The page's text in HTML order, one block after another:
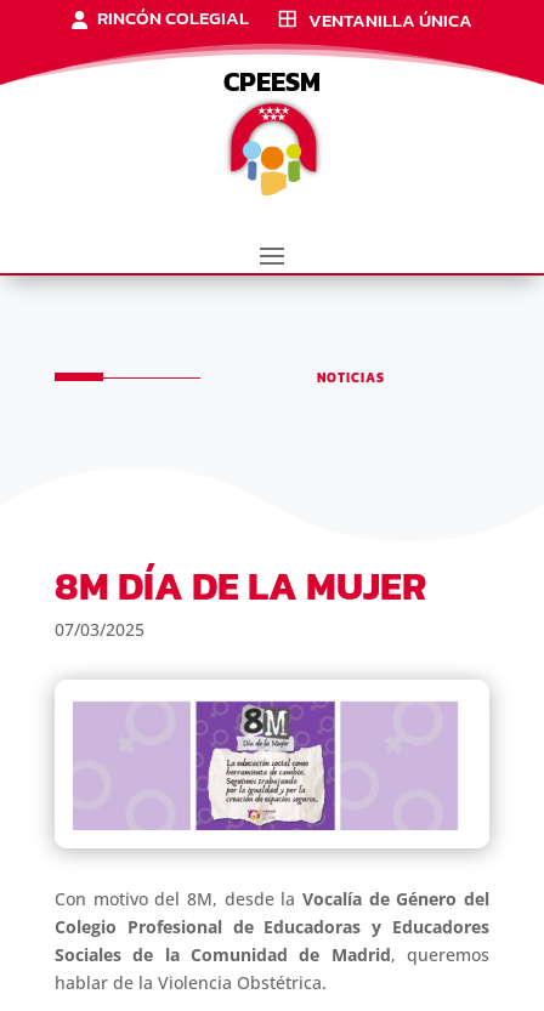
RINCÓN COLEGIAL VENTANILLA ÚNICA
CPEESM
NOTICIAS
8M DÍA DE LA MUJER
07/03/2025
Con motivo del 8M, desde laVocalía de Género del
Colegio Profesional de Educadoras y Educadores
Sociales de la Comunidad de Madrid, queremos
hablar de la Violencia Obstétrica.